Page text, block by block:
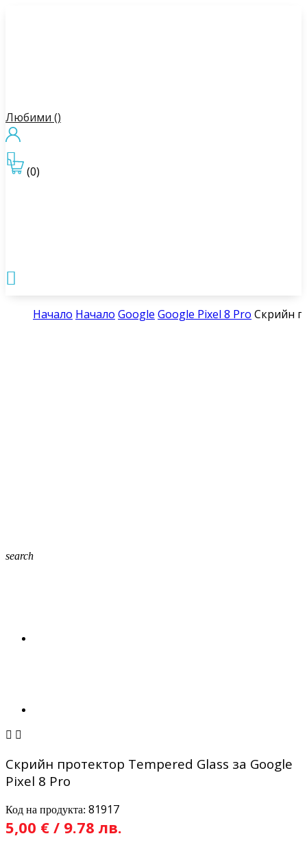
Любими ()
(0)


Начало Начало Google Google Pixel 8 Pro Скрийн
search
 
Скрийн протектор Tempered Glass за Google
Pixel 8 Pro
Код на продукта: 81917
5,00 € / 9.78 лв.